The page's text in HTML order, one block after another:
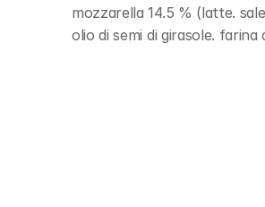
mozzarella 14.5 % (latte.
olio di semi di girasole.